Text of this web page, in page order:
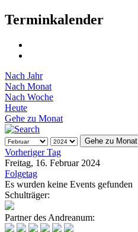
Terminkalender
Nach Jahr
Nach Monat
Nach Woche
Heute
Gehe zu Monat
Gehe zu Monat
Vorheriger Tag
Freitag, 16. Februar 2024
Folgetag
Es wurden keine Events gefunden
Schulträger:
Partner des Andreanum: